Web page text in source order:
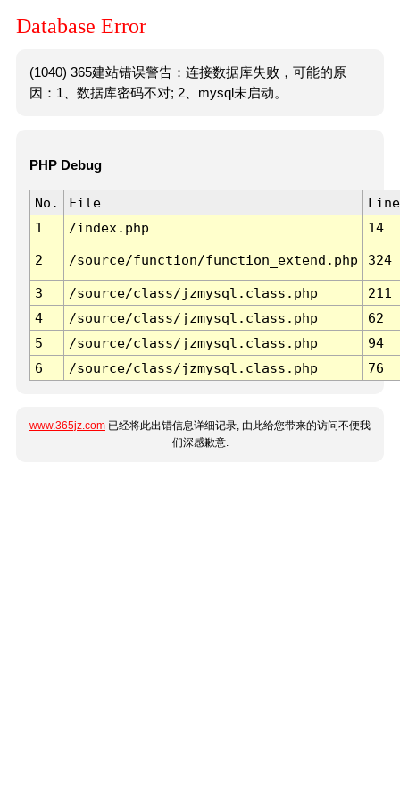
Database Error
(1040) 365建站错误警告：连接数据库失败，可能的原
因：1、数据库密码不对; 2、mysql未启动。
PHP Debug
No. File
Line
1
/index.php 14
2 /source/function/function_extend.php 324
3 /source/class/jzmysql.class.php
211
4
/source/class/jzmysql.class.php
62
5
/source/class/jzmysql.class.php
94
6
/source/class/jzmysql.class.php 76
www.365jz.com 已经将此出错信息详细记录, 由此给您带来的访问不便我
们深感歉意.